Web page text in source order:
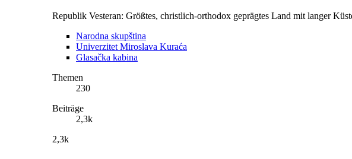
Republik Vesteran: Größtes, christlich-orthodox geprägtes Land mit langer
Narodna skupština
Univerzitet Miroslava Kuraća
Glasačka kabina
Themen
230
Beiträge
2,3k
2,3k